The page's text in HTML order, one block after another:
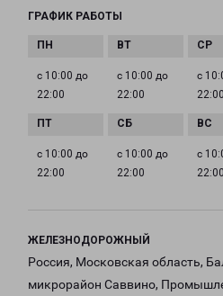
ГРАФИК РАБОТЫ
с 10:00 до
22:00
с 10:00 до
22:00
с
22:00
с 10:00 до
22:00
с 10:00 до
22:00
с
22:00
ЖЕЛЕЗНОДОРОЖНЫЙ
Россия, Московская область,
микрорайон Саввино,